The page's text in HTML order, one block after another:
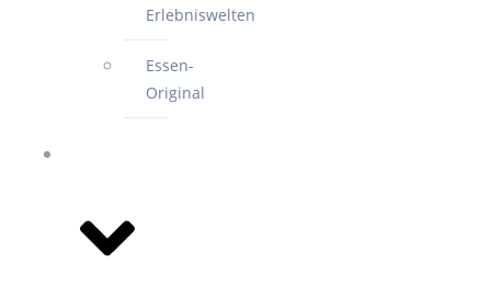
Erlebniswelten
Essen-
Original